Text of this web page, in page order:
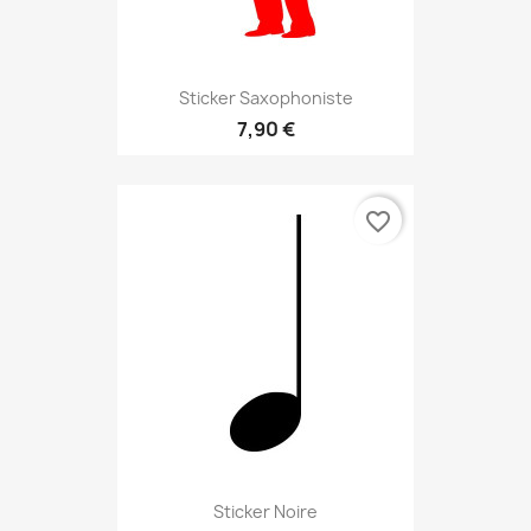
Sticker Saxophoniste
7,90 €
Sticker Noire
favorite_border